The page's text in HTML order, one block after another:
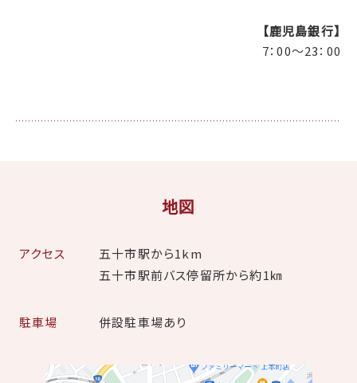
【鹿児島銀行】
7：00～23：00
地図
アクセス
五十市駅から1km
五十市駅前バス停留所から約1㎞
駐車場 併設駐車場あり